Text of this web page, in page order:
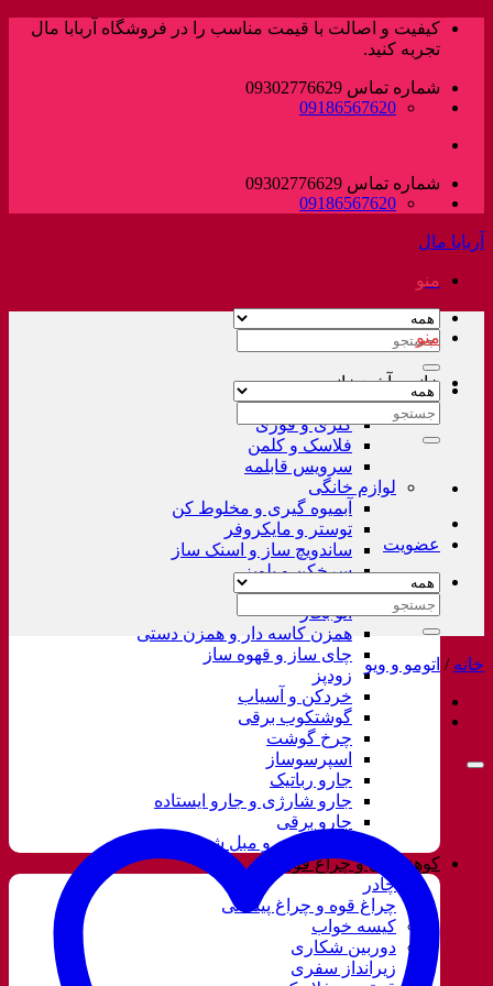
پرش
کیفیت و اصالت با قیمت مناسب را در فروشگاه آربابا مال
تجربه کنید.
شماره تماس 09302776629
09186567620
شماره تماس 09302776629
09186567620
آربابا مال
منو
جستجو
خانه و آشپزخانه
لوازم خانگی غیر برقی
کتری و قوری
فلاسک و کلمن
سرویس قابلمه
لوازم خانگی
آبمیوه گیری و مخلوط کن
توستر و مایکروفر
ساندویچ ساز و اسنک ساز
سرخکن و پلوپز
غذاساز
اتو بخار
همزن کاسه دار و همزن دستی
چای ساز و قهوه ساز
زودپز
خردکن و آسیاب
گوشتکوب برقی
چرخ گوشت
اسپرسوساز
جارو رباتیک
جارو شارژی و جارو ایستاده
جارو برقی
فرش شور و مبل شور
کوهنوردی و چراغ قوه
چادر
چراغ قوه و چراغ پیشانی
کیسه خواب
دوربین شکاری
زیرانداز سفری
منو
جستجو
عضویت
جستجو
خانه / اتومو و ویو